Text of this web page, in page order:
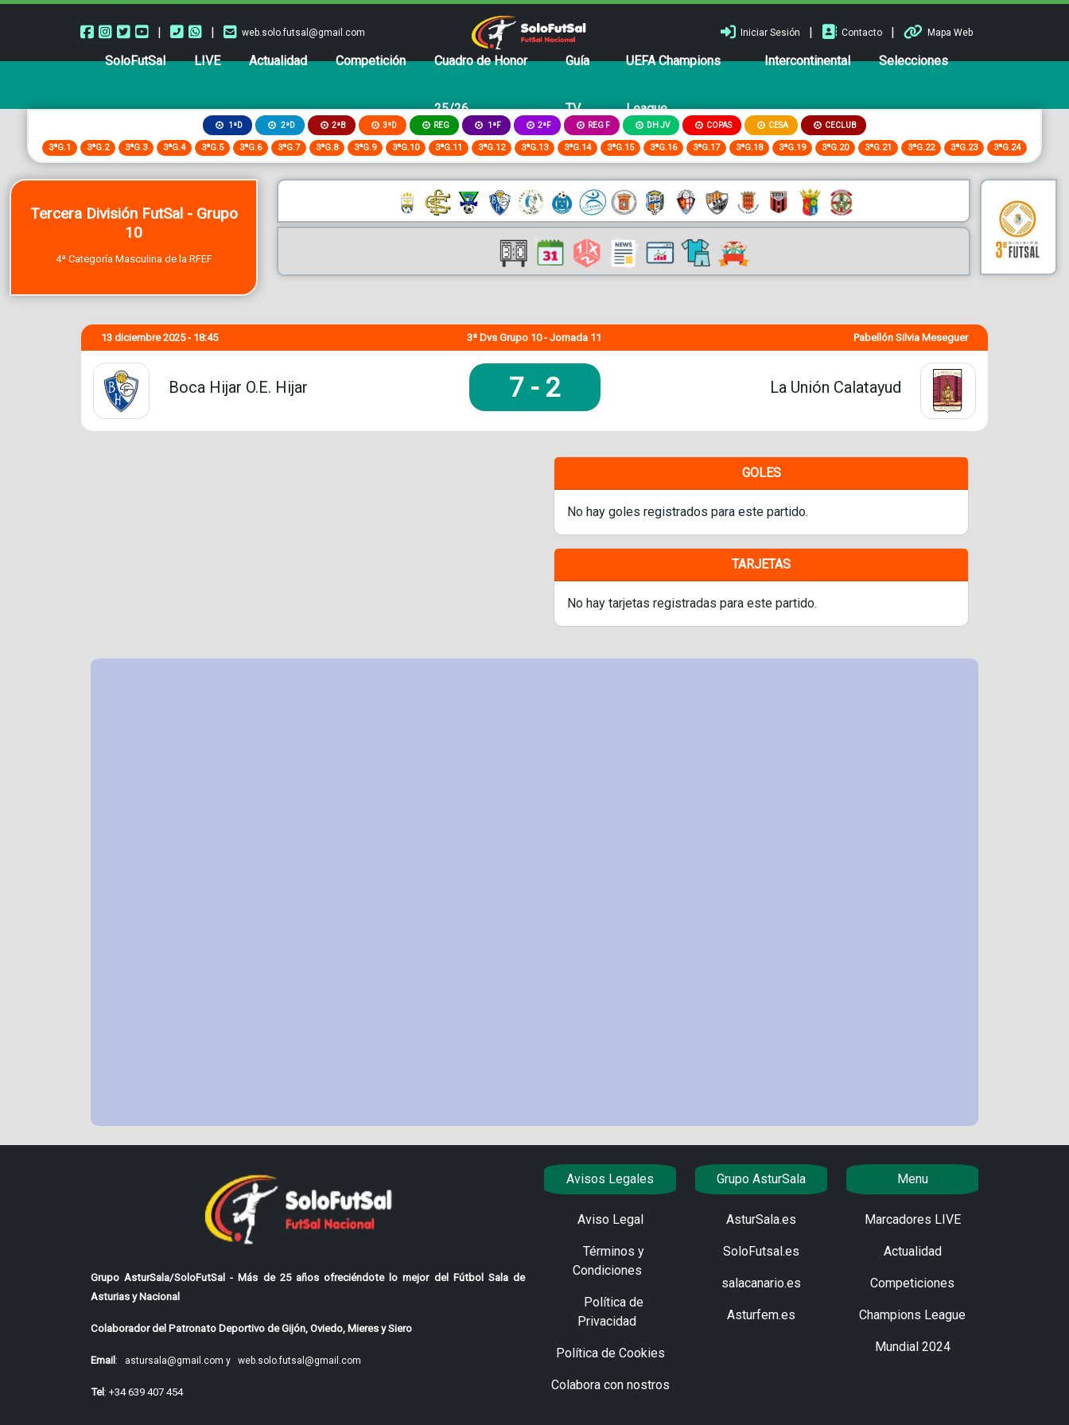
| | web.solo.futsal@gmail.com Iniciar Sesión | Contacto | Mapa Web
SoloFutSal LIVE Actualidad Competición Cuadro de Honor
25/26
Guía
TV
UEFA Champions
League
Intercontinental Selecciones
1ªD 2ªD 2ªB 3ªD REG 1ªF 2ªF REG F DH JV COPAS CESA CECLUB
3ªG.1 3ªG.2 3ªG.3 3ªG.4 3ªG.5 3ªG.6 3ªG.7 3ªG.8 3ªG.9 3ªG.10 3ªG.11 3ªG.12 3ªG.13 3ªG.14 3ªG.15 3ªG.16 3ªG.17 3ªG.18 3ªG.19 3ªG.20 3ªG.21 3ªG.22 3ªG.23 3ªG.24
Tercera División FutSal - Grupo
10
4ª Categoría Masculina de la RFEF
13 diciembre 2025 - 18:45 3ª Dvs Grupo 10 - Jornada 11 Pabellón Silvia Meseguer
Boca Hijar O.E. Hijar 7 - 2 La Unión Calatayud
GOLES
No hay goles registrados para este partido.
TARJETAS
No hay tarjetas registradas para este partido.
Grupo AsturSala/SoloFutSal - Más de 25 años ofreciéndote lo mejor del Fútbol Sala de
Asturias y Nacional
Colaborador del Patronato Deportivo de Gijón, Oviedo, Mieres y Siero
Email: astursala@gmail.com y web.solo.futsal@gmail.com
Tel: +34 639 407 454
Avisos Legales
Aviso Legal
Términos y
Condiciones
Política de
Privacidad
Política de Cookies
Colabora con nostros
Grupo AsturSala
AsturSala.es
SoloFutsal.es
salacanario.es
Asturfem.es
Menu
Marcadores LIVE
Actualidad
Competiciones
Champions League
Mundial 2024